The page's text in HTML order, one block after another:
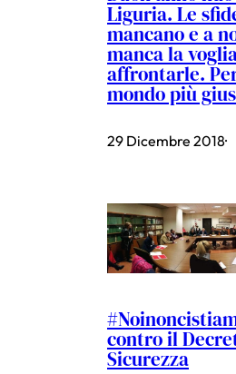
Liguria. Le
mancano e a
manca la
affrontarle.
mondo più
29 Dicembre 2018·
contro il
Sicurezza